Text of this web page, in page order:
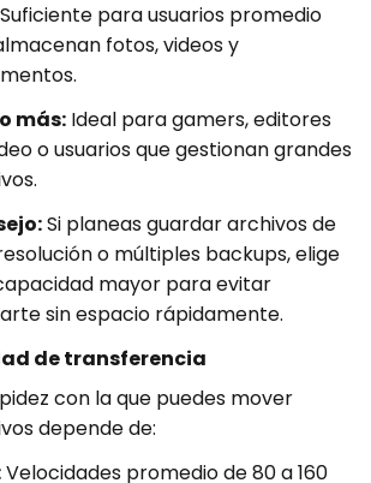
Suficiente para usuarios promedio
fotos, videos y
más: Ideal para gamers, editores
o usuarios que gestionan grandes
Si planeas guardar archivos de
o múltiples backups, elige
mayor para evitar
sin espacio rápidamente.
de transferencia
con la que puedes mover
depende de:
Velocidades promedio de 80 a 160